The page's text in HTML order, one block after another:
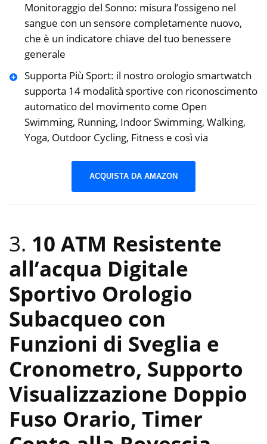
Monitoraggio del Sonno: misura l’ossigeno nel
sangue con un sensore completamente nuovo,
che è un indicatore chiave del tuo benessere
generale
Supporta Più Sport: il nostro orologio smartwatch
supporta 14 modalità sportive con riconoscimento
automatico del movimento come Open
Swimming, Running, Indoor Swimming, Walking,
Yoga, Outdoor Cycling, Fitness e così via
ACQUISTA DA AMAZON
3. 10 ATM Resistente
all’acqua Digitale
Sportivo Orologio
Subacqueo con
Funzioni di Sveglia e
Cronometro, Supporto
Visualizzazione Doppio
Fuso Orario, Timer